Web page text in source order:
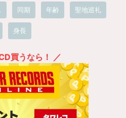
同期 年齢 聖地巡礼
身長
買うなら！ ／